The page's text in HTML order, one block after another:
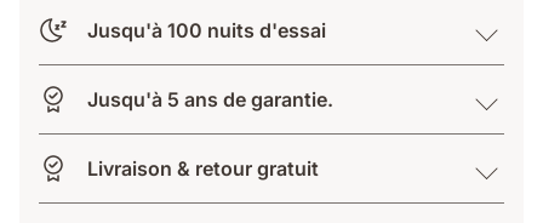
Jusqu'à 100 nuits d'essai
Jusqu'à 5 ans de garantie.
Livraison & retour gratuit